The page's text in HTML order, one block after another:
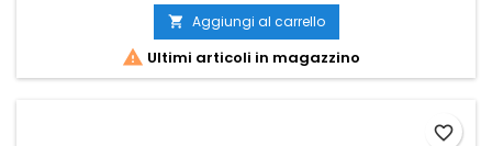
 Aggiungi al carrello
 Ultimi articoli in magazzino
favorite_border